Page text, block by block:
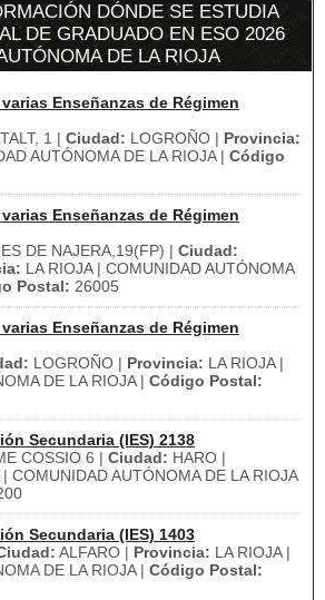
DÓNDE SE ESTUDIA
DE GRADUADO EN ESO 2026
DE LA RIOJA
Enseñanzas de Régimen
1 | Ciudad: LOGROÑO | Provincia:
AUTÓNOMA DE LA RIOJA | Código
Enseñanzas de Régimen
DE NAJERA,19(FP) | Ciudad:
LA RIOJA | COMUNIDAD AUTÓNOMA
Postal: 26005
Enseñanzas de Régimen
LOGROÑO | Provincia: LA RIOJA |
DE LA RIOJA | Código Postal:
Secundaria (IES) 2138
COSSIO 6 | Ciudad: HARO |
| COMUNIDAD AUTÓNOMA DE LA RIOJA
Secundaria (IES) 1403
ALFARO | Provincia: LA RIOJA |
DE LA RIOJA | Código Postal: